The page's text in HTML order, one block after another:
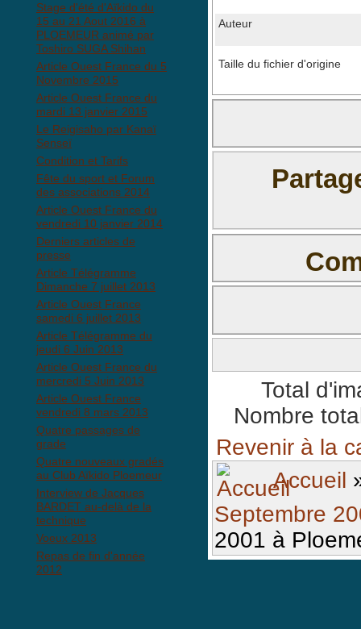
Stage d'été d'Aïkido du
15 au 21 Aout 2016 à
PLOEMEUR animé par
Toshiro SUGA Shihan
Article Ouest France du 5
Novembre 2015
Article Ouest France du
mardi 13 janvier 2015
Le Reigisaho par Kanaï
Senseï
Condition et Tarifs
Fête du sport et Forum
des associations 2014
Article Ouest France du
vendredi 10 janvier 2014
Derniers articles de
presse
Article Télégramme
Dimanche 7 juillet 2013
Article Ouest France
samedi 6 juillet 2013
Article Télégramme du
jeudi 6 Juin 2013
Article Ouest France du
mercredi 5 Juin 2013
Article Ouest France
vendredi 8 mars 2013
Quatre passages de
grade
Quatre nouveaux gradés
au Club Aïkido Ploemeur
Interview de Jacques
BARDET au-delà de la
technique
Voeux 2013
Repas de fin d'année
2012
Auteur
Taille du fichier d'origine
Il n'y a pas
Total
Nombre
Revenir à la
Accueil
Septembre
2001 à